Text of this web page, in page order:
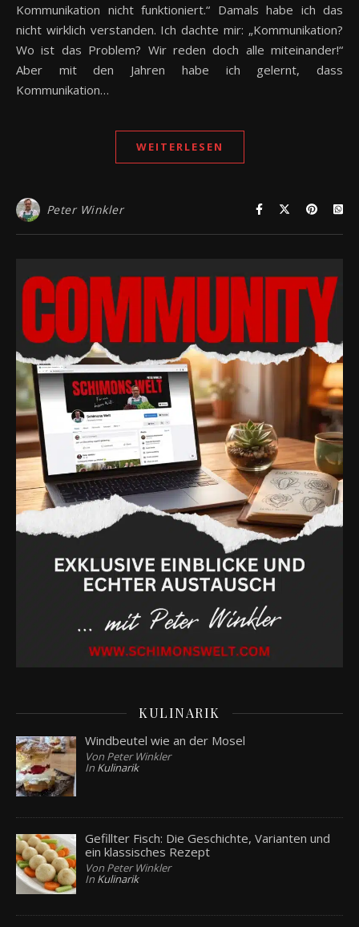
Kommunikation nicht funktioniert.“ Damals habe ich das
nicht wirklich verstanden. Ich dachte mir: „Kommunikation?
Wo ist das Problem? Wir reden doch alle miteinander!“
Aber mit den Jahren habe ich gelernt, dass
Kommunikation…
WEITERLESEN
Peter Winkler
KULINARIK
Windbeutel wie an der Mosel
Von Peter Winkler
In Kulinarik
Gefillter Fisch: Die Geschichte, Varianten und
ein klassisches Rezept
Von Peter Winkler
In Kulinarik